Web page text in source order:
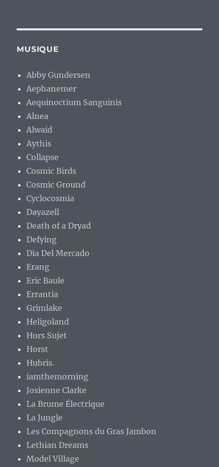
MUSIQUE
Abby Gundersen
Aephanemer
Aequinoctium Sanguinis
Alnea
Alwaid
Aythis
Collapse
Cosmic Birds
Cosmic Ground
Cyclocosmia
Dayazell
Death of a Dryad
Defying
Dia Del Mercado
Erang
Eric Baule
Errantia
Grimlake
Heligoland
Hors Sujet
Horst
Hubris.
iamthemorning
Josienne Clarke
La Brume Électrique
La Jungle
Les Compagnons du Gras Jambon
Lethian Dreams
Model Village